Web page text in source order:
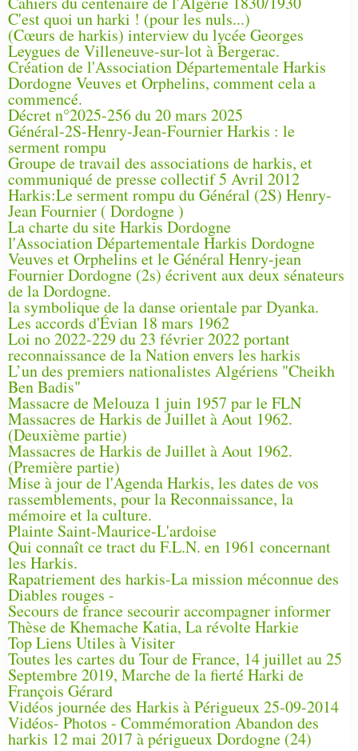
C'est quoi un harki ! (pour les nuls...)
(Cœurs de harkis) interview du lycée Georges
Leygues de Villeneuve-sur-lot à Bergerac.
Création de l'Association Départementale Harkis
Dordogne Veuves et Orphelins, comment cela a
commencé.
Décret n°2025-256 du 20 mars 2025
Général-2S-Henry-Jean-Fournier Harkis : le
serment rompu
Groupe de travail des associations de harkis, et
communiqué de presse collectif 5 Avril 2012
Harkis:Le serment rompu du Général (2S) Henry-
Jean Fournier ( Dordogne )
La charte du site Harkis Dordogne
l'Association Départementale Harkis Dordogne
Veuves et Orphelins et le Général Henry-jean
Fournier Dordogne (2s) écrivent aux deux sénateurs
de la Dordogne.
la symbolique de la danse orientale par Dyanka.
Les accords d'Évian 18 mars 1962
Loi no 2022-229 du 23 février 2022 portant
reconnaissance de la Nation envers les harkis
L’un des premiers nationalistes Algériens "Cheikh
Ben Badis"
Massacre de Melouza 1 juin 1957 par le FLN
Massacres de Harkis de Juillet à Aout 1962.
(Deuxième partie)
Massacres de Harkis de Juillet à Aout 1962.
(Première partie)
Mise à jour de l'Agenda Harkis, les dates de vos
rassemblements, pour la Reconnaissance, la
mémoire et la culture.
Plainte Saint-Maurice-L'ardoise
Qui connaît ce tract du F.L.N. en 1961 concernant
les Harkis.
Rapatriement des harkis-La mission méconnue des
Diables rouges -
Secours de france secourir accompagner informer
Thèse de Khemache Katia, La révolte Harkie
Top Liens Utiles à Visiter
Toutes les cartes du Tour de France, 14 juillet au 25
Septembre 2019, Marche de la fierté Harki de
François Gérard
Vidéos journée des Harkis à Périgueux 25-09-2014
Vidéos- Photos - Commémoration Abandon des
harkis 12 mai 2017 à périgueux Dordogne (24)